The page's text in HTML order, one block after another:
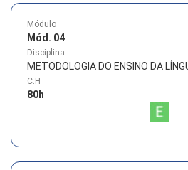
Módulo
Mód. 04
Disciplina
METODOLOGIA DO ENSINO DA
C.H
80h